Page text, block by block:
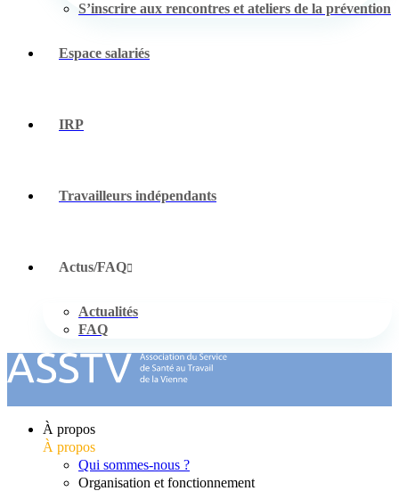
S’inscrire aux rencontres et ateliers de la prévention
Espace salariés
IRP
Travailleurs indépendants
Actus/FAQ
Actualités
FAQ
À propos
À propos
Qui sommes-nous ?
Organisation et fonctionnement